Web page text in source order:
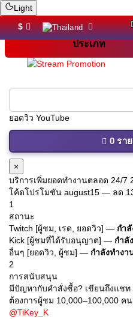
Light
$
ยอด
0 รา
×
บริการเพิ่มยอดทำงานตลอด 24/7
โค้ดโปรโมชัน august15 — ลด
1
สถานะ
Twitch [ผู้ชม, เรด, ยอดวิว] — กำ
Kick [ผู้ชมที่ได้รับอนุญาต] — กำลั
อื่นๆ [ยอดวิว, ผู้ชม] — กำลังทำงา
2
การสนับสนุน
มีปัญหากับคำสั่งซื้อ? เขียนถึงแชท
ต้องการผู้ชม 10,000–100,000
@TiKey_K
ประเภท